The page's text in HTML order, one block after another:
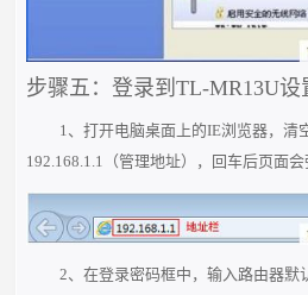
步骤五：登录到TL-MR13U设
1、打开电脑桌面上的IE浏览器，清
192.168.1.1（管理地址），回车后页面会
2、在登录密码框中，输入路由器默